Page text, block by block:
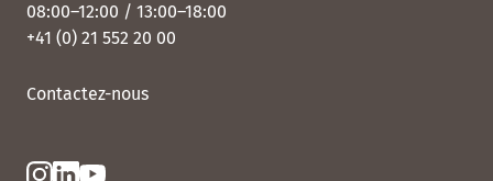
08:00–12:00 / 13:00–18:00
+41 (0) 21 552 20 00
Contactez-nous